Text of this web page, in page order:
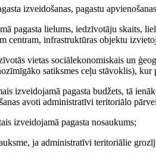
izveidošanas, pagastu
pagasta lielums, iedzīvotāju skaits,
centram, infrastruktūras objektu
vietas sociālekonomiskais un
satiksmes ceļu stāvoklis),
izveidojamā pagasta budžets, tā
avoti administratīvi teritoriālo
izveidojamā pagasta nosaukums;
ja administratīvi teritoriālie